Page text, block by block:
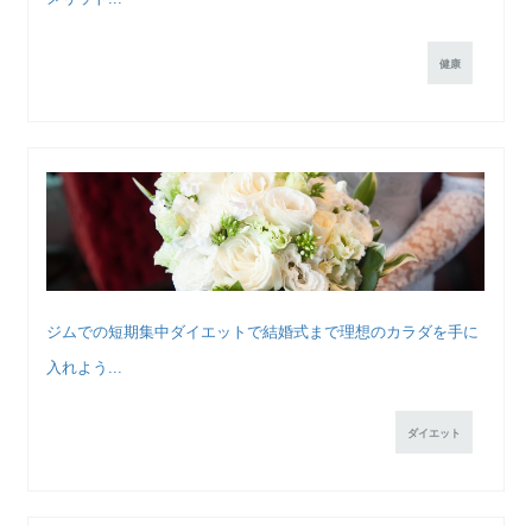
健康
ジムでの短期集中ダイエットで結婚式まで理想のカラダを手に
入れよう...
ダイエット